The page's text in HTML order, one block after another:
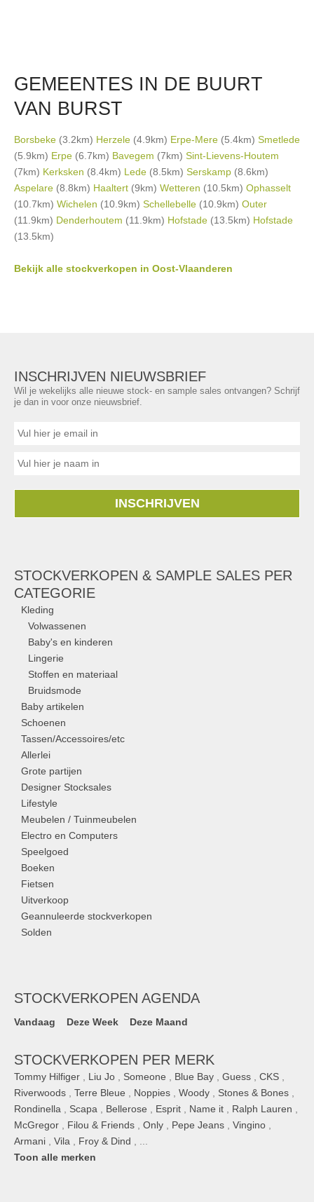
GEMEENTES IN DE BUURT
VAN BURST
Borsbeke (3.2km) Herzele (4.9km) Erpe-Mere (5.4km) Smetlede
(5.9km) Erpe (6.7km) Bavegem (7km) Sint-Lievens-Houtem
(7km) Kerksken (8.4km) Lede (8.5km) Serskamp (8.6km)
Aspelare (8.8km) Haaltert (9km) Wetteren (10.5km) Ophasselt
(10.7km) Wichelen (10.9km) Schellebelle (10.9km) Outer
(11.9km) Denderhoutem (11.9km) Hofstade (13.5km) Hofstade
(13.5km)
Bekijk alle stockverkopen in Oost-Vlaanderen
INSCHRIJVEN NIEUWSBRIEF
Wil je wekelijks alle nieuwe stock- en sample sales ontvangen? Schrijf
je dan in voor onze nieuwsbrief.
INSCHRIJVEN
STOCKVERKOPEN & SAMPLE SALES PER
CATEGORIE
Kleding
Volwassenen
Baby's en kinderen
Lingerie
Stoffen en materiaal
Bruidsmode
Baby artikelen
Schoenen
Tassen/Accessoires/etc
Allerlei
Grote partijen
Designer Stocksales
Lifestyle
Meubelen / Tuinmeubelen
Electro en Computers
Speelgoed
Boeken
Fietsen
Uitverkoop
Geannuleerde stockverkopen
Solden
STOCKVERKOPEN AGENDA
Vandaag Deze Week Deze Maand
STOCKVERKOPEN PER MERK
Tommy Hilfiger Liu Jo Someone Blue Bay Guess CKS
Riverwoods
Terre Bleue Noppies Woody Stones & Bones
Rondinella
Scapa Bellerose Esprit Name it Ralph Lauren
McGregor
Filou & Friends Only Pepe Jeans Vingino
Armani
Vila Froy & Dind
Toon alle merken